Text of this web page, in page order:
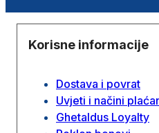
Korisne informacije
Dostava i povrat
Uvjeti i načini
Ghetaldus Loyalty